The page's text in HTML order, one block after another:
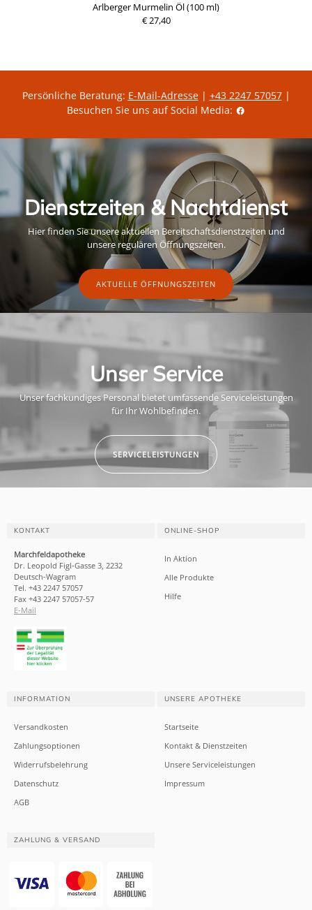
Arlberger Murmelin Öl (100 ml)
€ 27,40
Persönliche Beratung: E-Mail-Adresse| +43 2247 57057|
Besuchen Sie uns auf Social Media:
Dienstzeiten & Nachtdienst
Hier finden Sie unsere aktuellen Bereitschaftsdienstzeiten und
unsere regulären Öffnungszeiten.
AKTUELLE ÖFFNUNGSZEITEN
Unser Service
Unser fachkundiges Personal bietet umfassende Serviceleistungen
für Ihr Wohlbefinden.
SERVICELEISTUNGEN
KONTAKT
Marchfeldapotheke
Dr. Leopold Figl-Gasse 3, 2232
Deutsch-Wagram
Tel. +43 2247 57057
Fax +43 2247 57057-57
E-Mail
ONLINE-SHOP
In Aktion
Alle Produkte
Hilfe
INFORMATION
Versandkosten
Zahlungsoptionen
Widerrufsbelehrung
Datenschutz
AGB
UNSERE APOTHEKE
Startseite
Kontakt & Dienstzeiten
Unsere Serviceleistungen
Impressum
ZAHLUNG & VERSAND